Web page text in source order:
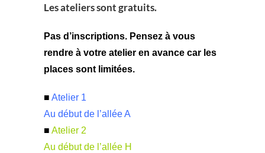
Les ateliers sont gratuits.
Pas d’inscriptions. Pensez à vous
rendre à votre atelier en avance car les
places sont limitées.
■ Atelier 1
Au début de l’allée A
■ Atelier 2
Au début de l’allée H